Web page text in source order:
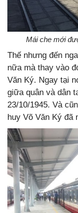
Mái che mới
Thế nhưng đến
nữa mà thay vào
Văn Ký. Ngay tại
giữa quân và dân
23/10/1945. Và
huy Võ Văn Ký đã